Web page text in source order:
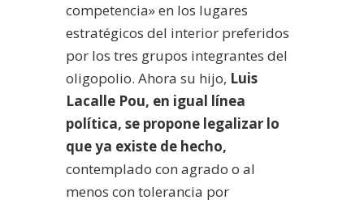
competencia» en los lugares
estratégicos del interior preferidos
por los tres grupos integrantes del
oligopolio. Ahora su hijo, Luis
Lacalle Pou, en igual línea
política, se propone legalizar lo
que ya existe de hecho,
contemplado con agrado o al
menos con tolerancia por